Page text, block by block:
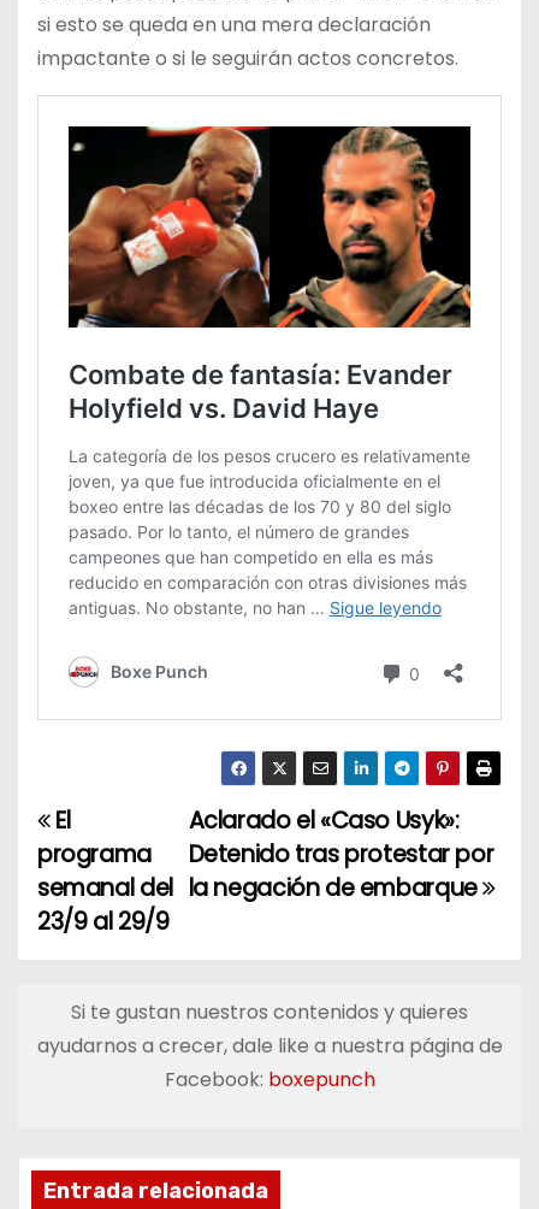
si esto se queda en una mera declaración
impactante o si le seguirán actos concretos.
N
a
v
g
i
Aclarado el «Caso Usyk»:
Detenido tras protestar por
la negación de embarque
El
programa
semanal del
23/9 al 29/9
Si te gustan nuestros contenidos y quieres
ayudarnos a crecer, dale like a nuestra página de
Facebook: boxepunch
Entrada relacionada